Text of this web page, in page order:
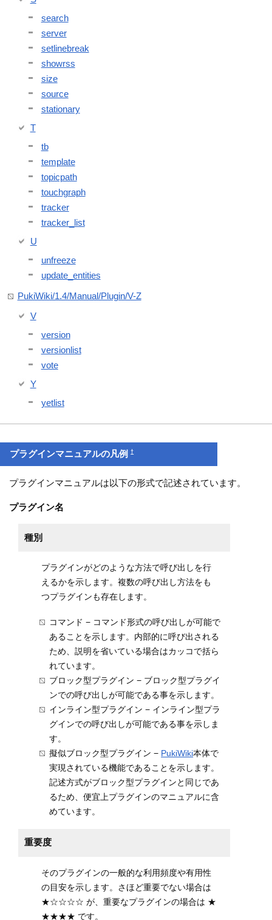
search
server
setlinebreak
showrss
size
source
stationary
T
tb
template
topicpath
touchgraph
tracker
tracker_list
U
unfreeze
update_entities
PukiWiki/1.4/Manual/Plugin/V-Z
V
version
versionlist
vote
Y
yetlist
プラグインマニュアルの凡例†
プラグインマニュアルは以下の形式で記述されています。
プラグイン名
種別
プラグインがどのような方法で呼び出しを行
えるかを示します。複数の呼び出し方法をも
つプラグインも存在します。
コマンド − コマンド形式の呼び出しが可能で
あることを示します。内部的に呼び出される
ため、説明を省いている場合はカッコで括ら
れています。
ブロック型プラグイン − ブロック型プラグイ
ンでの呼び出しが可能である事を示します。
インライン型プラグイン − インライン型プラ
グインでの呼び出しが可能である事を示しま
す。
擬似ブロック型プラグイン − PukiWiki本体で
実現されている機能であることを示します。
記述方式がブロック型プラグインと同じであ
るため、便宜上プラグインのマニュアルに含
めています。
重要度
そのプラグインの一般的な利用頻度や有用性
の目安を示します。さほど重要でない場合は
★☆☆☆☆ が、重要なプラグインの場合は ★
★★★★ です。